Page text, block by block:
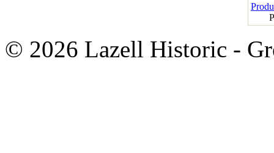
© 2026 Lazell Historic -